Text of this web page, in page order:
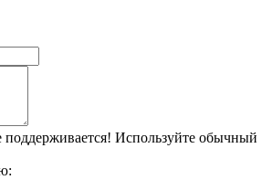
Используйте обычный